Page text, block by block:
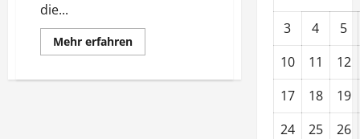
die...
Mehr erfahrenMehr
Informationen
und
3 4
5
10
11
12
17
18
19
24
25
26